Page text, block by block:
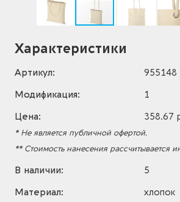
Характеристики
Артикул:
955148
Модификация:
1
Цена:
358.67
* Не является публичной офертой.
** Стоимость нанесения рассчитывается
В наличии:
5
Материал:
хлопок